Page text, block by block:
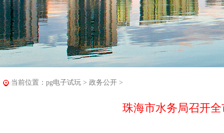
当前位置： pg电子试玩 > 政务公开 >
珠海市水务局召开